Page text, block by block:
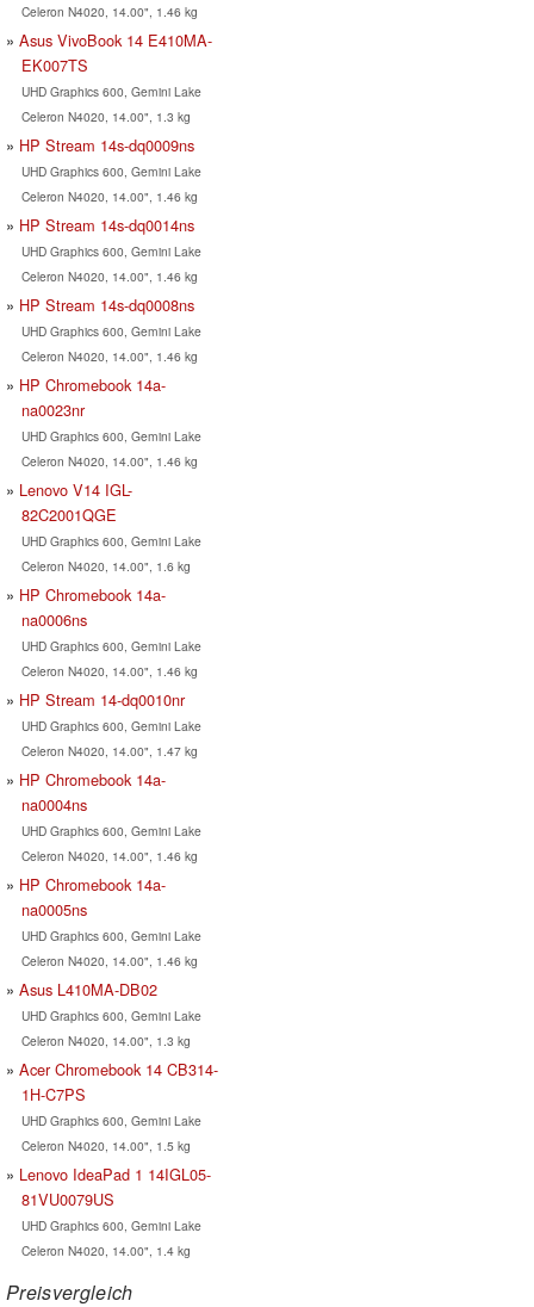
Celeron N4020, 14.00", 1.46 kg
Asus VivoBook 14 E410MA-
EK007TS
UHD Graphics 600, Gemini Lake
Celeron N4020, 14.00", 1.3 kg
HP Stream 14s-dq0009ns
UHD Graphics 600, Gemini Lake
Celeron N4020, 14.00", 1.46 kg
HP Stream 14s-dq0014ns
UHD Graphics 600, Gemini Lake
Celeron N4020, 14.00", 1.46 kg
HP Stream 14s-dq0008ns
UHD Graphics 600, Gemini Lake
Celeron N4020, 14.00", 1.46 kg
HP Chromebook 14a-
na0023nr
UHD Graphics 600, Gemini Lake
Celeron N4020, 14.00", 1.46 kg
Lenovo V14 IGL-
82C2001QGE
UHD Graphics 600, Gemini Lake
Celeron N4020, 14.00", 1.6 kg
HP Chromebook 14a-
na0006ns
UHD Graphics 600, Gemini Lake
Celeron N4020, 14.00", 1.46 kg
HP Stream 14-dq0010nr
UHD Graphics 600, Gemini Lake
Celeron N4020, 14.00", 1.47 kg
HP Chromebook 14a-
na0004ns
UHD Graphics 600, Gemini Lake
Celeron N4020, 14.00", 1.46 kg
HP Chromebook 14a-
na0005ns
UHD Graphics 600, Gemini Lake
Celeron N4020, 14.00", 1.46 kg
Asus L410MA-DB02
UHD Graphics 600, Gemini Lake
Celeron N4020, 14.00", 1.3 kg
Acer Chromebook 14 CB314-
1H-C7PS
UHD Graphics 600, Gemini Lake
Celeron N4020, 14.00", 1.5 kg
Lenovo IdeaPad 1 14IGL05-
81VU0079US
UHD Graphics 600, Gemini Lake
Celeron N4020, 14.00", 1.4 kg
Preisvergleich